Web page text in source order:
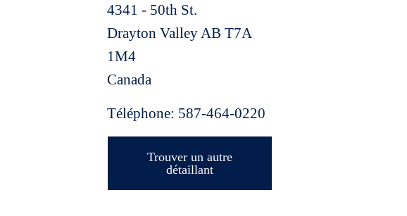
4341 - 50th St.
Drayton Valley AB T7A
1M4
Canada
Téléphone: 587-464-0220
Trouver un autre
détaillant